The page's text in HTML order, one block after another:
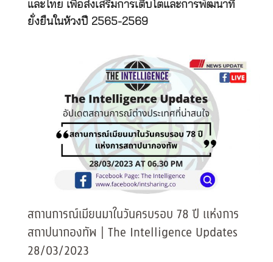
และไทย เพื่อส่งเสริมการเติบโตและการพัฒนาที่
ยั่งยืนในห้วงปี 2565-2569
สถานการณ์เมียนมาในวันครบรอบ 78 ปี แห่งการ
สถาปนากองทัพ | The Intelligence Updates
28/03/2023